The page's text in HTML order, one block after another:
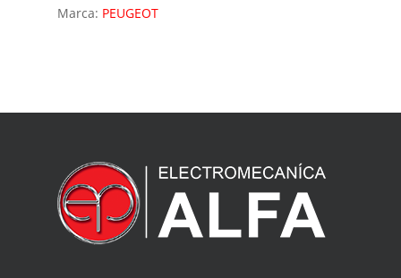
Marca: PEUGEOT